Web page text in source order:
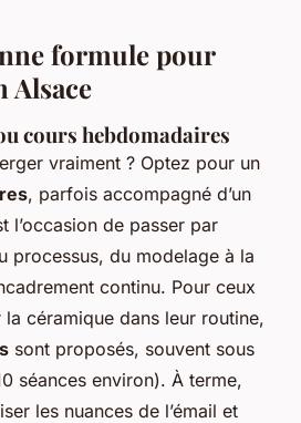
formule pour
Alsace
cours hebdomadaires
vraiment ? Optez pour un
, parfois accompagné d’un
l’occasion de passer par
processus, du modelage à la
continu. Pour ceux
céramique dans leur routine,
sont proposés, souvent sous
séances environ). À terme,
les nuances de l’émail et